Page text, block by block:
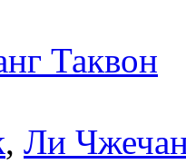
Таквон
, Ли